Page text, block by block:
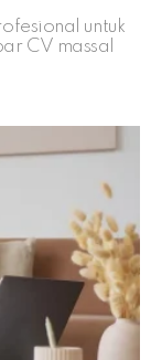
untuk
CV massal